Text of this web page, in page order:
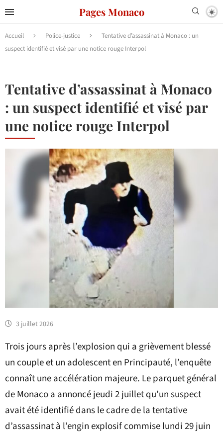
Pages Monaco
Accueil Police-justice
Tentative d’assassinat à Monaco : un
suspect identifié et visé par une notice rouge Interpol
Tentative d’assassinat à Monaco
: un suspect identifié et visé par
une notice rouge Interpol
3 juillet 2026
Trois jours après l’explosion qui a grièvement blessé
un couple et un adolescent en Principauté, l’enquête
connaît une accélération majeure. Le parquet général
de Monaco a annoncé jeudi 2 juillet qu’un suspect
avait été identifié dans le cadre de la tentative
d’assassinat à l’engin explosif commise lundi 29 juin